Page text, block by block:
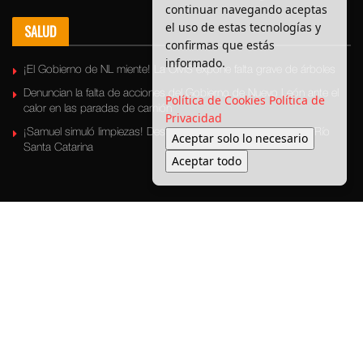
SALUD
¡El Gobierno de NL miente! La OMS expone falta grave de árboles
Denuncian la falta de acciones del Gobierno de Nuevo León ante el
calor en las paradas de camión
¡Samuel simuló limpiezas! Descubren basura escondida en el Río
Santa Catarina
continuar navegando aceptas
el uso de estas tecnologías y
confirmas que estás
informado.
Política de Cookies Política de
Privacidad
Aceptar solo lo necesario
Aceptar todo